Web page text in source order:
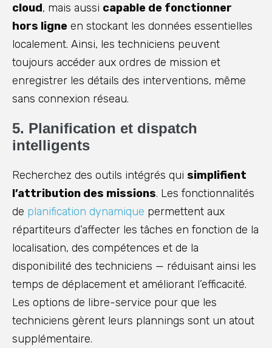
cloud, mais aussi capable de fonctionner
hors ligne en stockant les données essentielles
localement. Ainsi, les techniciens peuvent
toujours accéder aux ordres de mission et
enregistrer les détails des interventions, même
sans connexion réseau.
5. Planification et dispatch
intelligents
Recherchez des outils intégrés qui simplifient
l’attribution des missions. Les fonctionnalités
de planification dynamique permettent aux
répartiteurs d’affecter les tâches en fonction de la
localisation, des compétences et de la
disponibilité des techniciens — réduisant ainsi les
temps de déplacement et améliorant l’efficacité.
Les options de libre-service pour que les
techniciens gèrent leurs plannings sont un atout
supplémentaire.